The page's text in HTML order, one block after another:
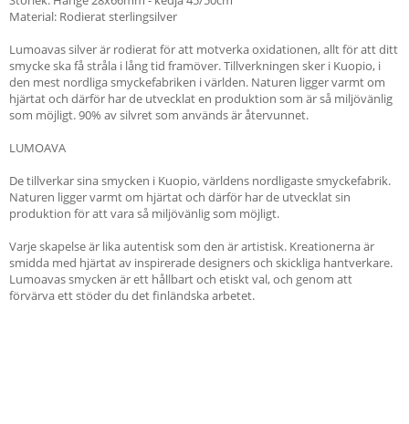
Material: Rodierat sterlingsilver
Lumoavas silver är rodierat för att motverka oxidationen, allt för att ditt
smycke ska få stråla i lång tid framöver. Tillverkningen sker i Kuopio, i
den mest nordliga smyckefabriken i världen. Naturen ligger varmt om
hjärtat och därför har de utvecklat en produktion som är så miljövänlig
som möjligt. 90% av silvret som används är återvunnet.
LUMOAVA
De tillverkar sina smycken i Kuopio, världens nordligaste smyckefabrik.
Naturen ligger varmt om hjärtat och därför har de utvecklat sin
produktion för att vara så miljövänlig som möjligt.
Varje skapelse är lika autentisk som den är artistisk. Kreationerna är
smidda med hjärtat av inspirerade designers och skickliga hantverkare.
Lumoavas smycken är ett hållbart och etiskt val, och genom att
förvärva ett stöder du det finländska arbetet.